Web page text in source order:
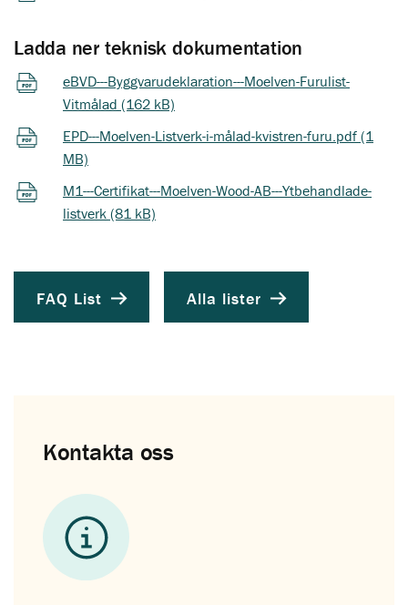
Ladda ner teknisk dokumentation
eBVD---Byggvarudeklaration---Moelven-Furulist-
Vitmålad (162 kB)
EPD---Moelven-Listverk-i-målad-kvistren-furu.pdf (1
MB)
M1---Certifikat---Moelven-Wood-AB---Ytbehandlade-
listverk (81 kB)
FAQ List Alla lister
Kontakta oss